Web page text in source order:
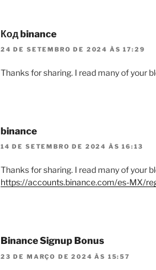
Код binance
24 DE SETEMBRO DE 2024 ÀS 17:29
Thanks for sharing. I read many of your
binance
14 DE SETEMBRO DE 2024 ÀS 16:13
Thanks for sharing. I read many of your
https://accounts.binance.com/es-MX/
Binance Signup Bonus
23 DE MARÇO DE 2024 ÀS 15:57